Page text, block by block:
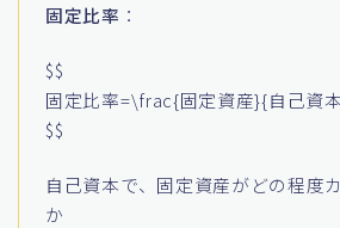
固定比率 ：
$$
固定比率=\frac{固定資産}{自己資
$$
自己資本で、固定資産がどの程度
か